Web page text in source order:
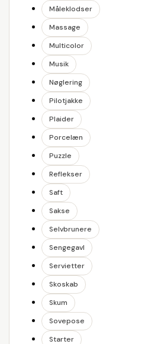
Måleklodser
Massage
Multicolor
Musik
Nøglering
Pilotjakke
Plaider
Porcelæn
Puzzle
Reflekser
Saft
Sakse
Selvbrunere
Sengegavl
Servietter
Skoskab
Skum
Sovepose
Starter